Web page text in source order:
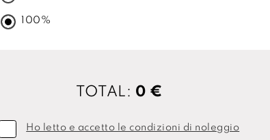
100%
TOTAL: 0 €
Ho letto e accetto le condizioni di noleggio